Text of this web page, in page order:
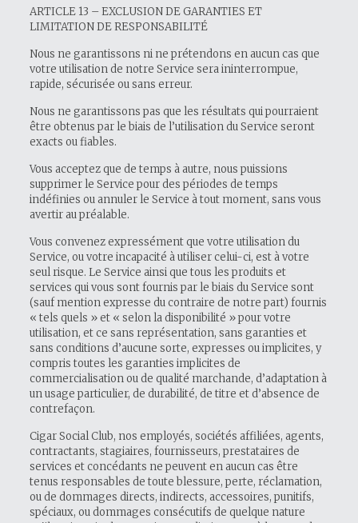
ARTICLE 13 – EXCLUSION DE GARANTIES ET
LIMITATION DE RESPONSABILITÉ
Nous ne garantissons ni ne prétendons en aucun cas que
votre utilisation de notre Service sera ininterrompue,
rapide, sécurisée ou sans erreur.
Nous ne garantissons pas que les résultats qui pourraient
être obtenus par le biais de l’utilisation du Service seront
exacts ou fiables.
Vous acceptez que de temps à autre, nous puissions
supprimer le Service pour des périodes de temps
indéfinies ou annuler le Service à tout moment, sans vous
avertir au préalable.
Vous convenez expressément que votre utilisation du
Service, ou votre incapacité à utiliser celui-ci, est à votre
seul risque. Le Service ainsi que tous les produits et
services qui vous sont fournis par le biais du Service sont
(sauf mention expresse du contraire de notre part) fournis
« tels quels » et « selon la disponibilité » pour votre
utilisation, et ce sans représentation, sans garanties et
sans conditions d’aucune sorte, expresses ou implicites, y
compris toutes les garanties implicites de
commercialisation ou de qualité marchande, d’adaptation à
un usage particulier, de durabilité, de titre et d’absence de
contrefaçon.
Cigar Social Club, nos employés, sociétés affiliées, agents,
contractants, stagiaires, fournisseurs, prestataires de
services et concédants ne peuvent en aucun cas être
tenus responsables de toute blessure, perte, réclamation,
ou de dommages directs, indirects, accessoires, punitifs,
spéciaux, ou dommages consécutifs de quelque nature